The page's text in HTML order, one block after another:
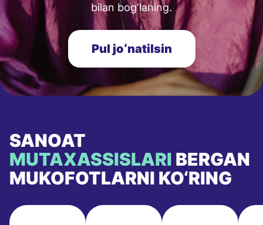
bilan bog‘laning.
Pul joʻnatilsin
SANOAT
MUTAXASSISLARI BERGAN
MUKOFOTLARNI KO‘RING